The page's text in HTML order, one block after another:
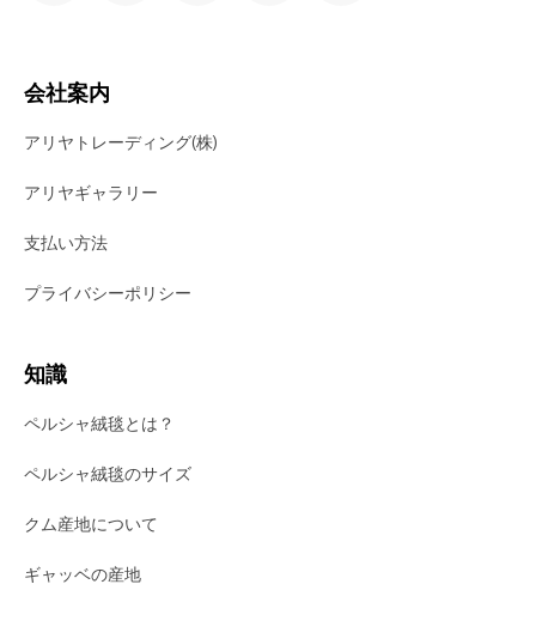
会社案内
アリヤトレーディング(株)
アリヤギャラリー
支払い方法
プライバシーポリシー
知識
ペルシャ絨毯とは？
ペルシャ絨毯のサイズ
クム産地について
ギャッベの産地